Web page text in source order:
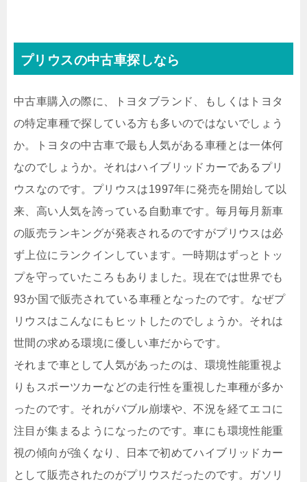
プリウスの中古車探しなら
中古車購入の際に、トヨタブランド、もしくはトヨタ
の特定車種で探している方も多いのではないでしょう
か。トヨタの中古車で最も人気がある車種とは一体何
なのでしょうか。それはハイブリッドカーであるプリ
ウスなのです。プリウスは1997年に発売を開始して以
来、高い人気を誇っている自動車です。毎月毎月新車
の販売ランキングが発表されるのですがプリウスは必
ず上位にランクインしています。一時期はずっとトッ
プを守っていたころもありました。現在では世界でも
93か国で販売されている車種となったのです。なぜプ
リウスはこんなにもヒットしたのでしょうか。それは
世間の求める環境に優しい車だからです。
それまで車として人気があったのは、環境性能重視よ
りもスポーツカーなどの走行性を重視した車種が多か
ったのです。それがバブル崩壊や、不況を経てエコに
注目が集まるようになったのです。車にも環境性能重
視の傾向が強くなり、日本で初めてハイブリッドカー
として販売されたのがプリウスだったのです。ガソリ